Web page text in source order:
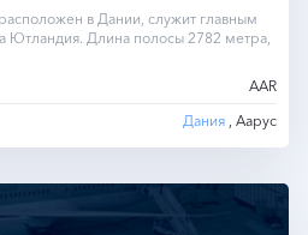
в Дании, служит главным
Ютландия. Длина полосы 2782 метра,
AAR
Дания , Аарус